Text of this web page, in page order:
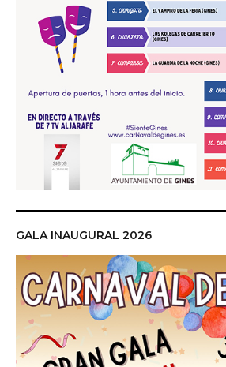
GALA INAUGURAL 2026